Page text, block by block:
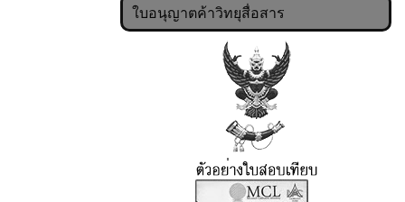
ใบอนุญาตค้าวิทยุสื่อสาร